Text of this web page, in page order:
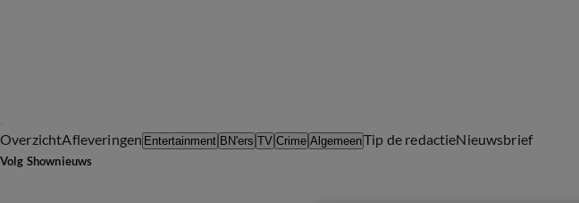
OverzichtAfleveringen Entertainment BN'ers TV Crime AlgemeenTip de redactieNieuwsbrief
Volg Shownieuws